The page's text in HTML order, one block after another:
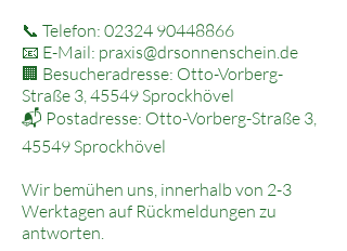
📞 Telefon: 02324 90448866
📧 E-Mail: praxis@drsonnenschein.de
🏢 Besucheradresse: Otto-Vorberg-
Straße 3, 45549 Sprockhövel
📬 Postadresse: Otto-Vorberg-Straße 3,
45549 Sprockhövel
Wir bemühen uns, innerhalb von 2-3
Werktagen auf Rückmeldungen zu
antworten.